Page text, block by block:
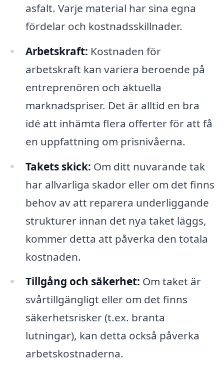
asfalt. Varje material har sina egna
fördelar och kostnadsskillnader.
Arbetskraft: Kostnaden för
arbetskraft kan variera beroende på
entreprenören och aktuella
marknadspriser. Det är alltid en bra
idé att inhämta flera offerter för att få
en uppfattning om prisnivåerna.
Takets skick: Om ditt nuvarande tak
har allvarliga skador eller om det finns
behov av att reparera underliggande
strukturer innan det nya taket läggs,
kommer detta att påverka den totala
kostnaden.
Tillgång och säkerhet: Om taket är
svårtillgängligt eller om det finns
säkerhetsrisker (t.ex. branta
lutningar), kan detta också påverka
arbetskostnaderna.